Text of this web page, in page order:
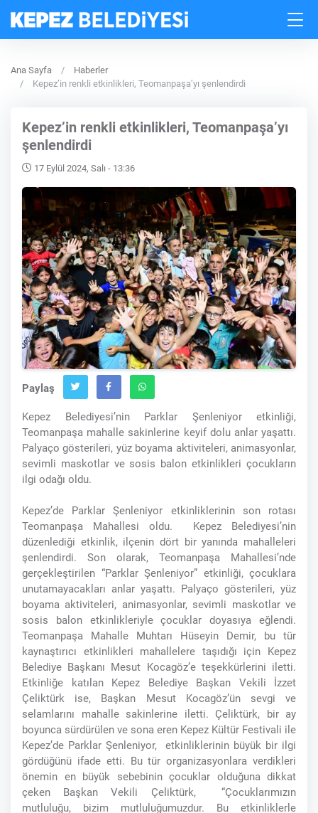
Ana Sayfa
Haberler
Kepez’in renkli etkinlikleri, Teomanpaşa’yı şenlendirdi
Kepez’in renkli etkinlikleri, Teomanpaşa’yı
şenlendirdi
17 Eylül 2024, Salı - 13:36
Paylaş
Kepez Belediyesi’nin Parklar Şenleniyor etkinliği,
Teomanpaşa mahalle sakinlerine keyif dolu anlar yaşattı.
Palyaço gösterileri, yüz boyama aktiviteleri, animasyonlar,
sevimli maskotlar ve sosis balon etkinlikleri çocukların
ilgi odağı oldu.
Kepez’de Parklar Şenleniyor etkinliklerinin son rotası
Teomanpaşa Mahallesi oldu. Kepez Belediyesi’nin
düzenlediği etkinlik, ilçenin dört bir yanında mahalleleri
şenlendirdi. Son olarak, Teomanpaşa Mahallesi’nde
gerçekleştirilen “Parklar Şenleniyor” etkinliği, çocuklara
unutamayacakları anlar yaşattı. Palyaço gösterileri, yüz
boyama aktiviteleri, animasyonlar, sevimli maskotlar ve
sosis balon etkinlikleriyle çocuklar doyasıya eğlendi.
Teomanpaşa Mahalle Muhtarı Hüseyin Demir, bu tür
kaynaştırıcı etkinlikleri mahallelere taşıdığı için Kepez
Belediye Başkanı Mesut Kocagöz’e teşekkürlerini iletti.
Etkinliğe katılan Kepez Belediye Başkan Vekili İzzet
Çeliktürk ise, Başkan Mesut Kocagöz’ün sevgi ve
selamlarını mahalle sakinlerine iletti. Çeliktürk, bir ay
boyunca sürdürülen ve sona eren Kepez Kültür Festivali ile
Kepez’de Parklar Şenleniyor, etkinliklerinin büyük bir ilgi
gördüğünü ifade etti. Bu tür organizasyonlara verdikleri
önemin en büyük sebebinin çocuklar olduğuna dikkat
çeken Başkan Vekili Çeliktürk, “Çocuklarımızın
mutluluğu, bizim mutluluğumuzdur. Bu etkinliklerle